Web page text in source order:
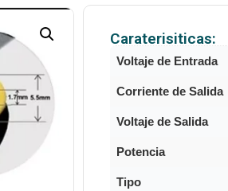
Caraterisiticas:
Voltaje de Entrada
Corriente de Salida
Voltaje de Salida
Potencia
Tipo